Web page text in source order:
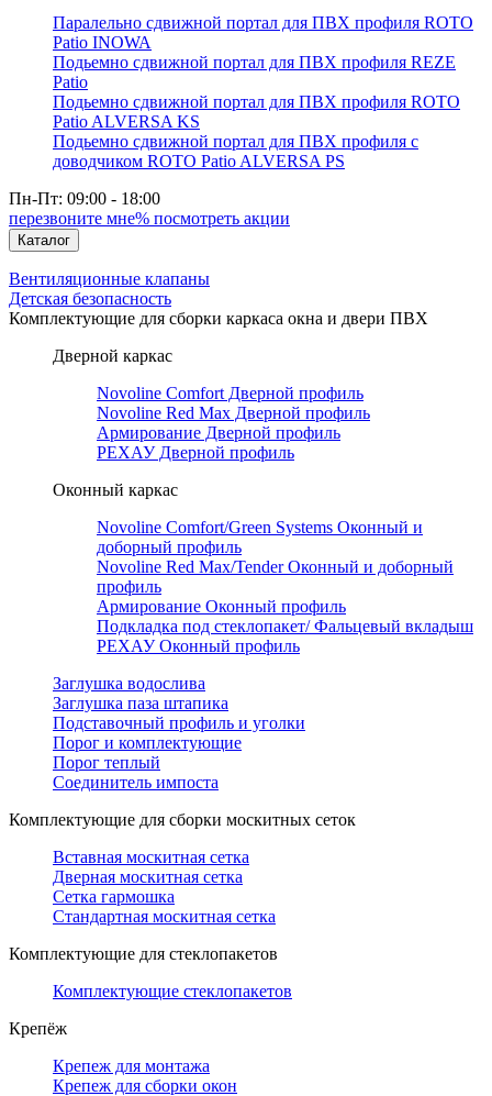
Паралельно сдвижной портал для ПВХ профиля ROTO
Patio INOWA
Подьемно сдвижной портал для ПВХ профиля REZE
Patio
Подьемно сдвижной портал для ПВХ профиля ROTO
Patio ALVERSA KS
Подьемно сдвижной портал для ПВХ профиля с
доводчиком ROTO Patio ALVERSA PS
Пн-Пт: 09:00 - 18:00
перезвоните мне% посмотреть акции
Каталог
Вентиляционные клапаны
Детская безопасность
Комплектующие для сборки каркаса окна и двери ПВХ
Дверной каркас
Novoline Comfort Дверной профиль
Novoline Red Мax Дверной профиль
Армирование Дверной профиль
РЕХАУ Дверной профиль
Оконный каркас
Novoline Comfort/Green Systems Оконный и
доборный профиль
Novoline Red Max/Tender Оконный и доборный
профиль
Армирование Оконный профиль
Подкладка под стеклопакет/ Фальцевый вкладыш
РЕХАУ Оконный профиль
Заглушка водослива
Заглушка паза штапика
Подставочный профиль и уголки
Порог и комплектующие
Порог теплый
Соединитель импоста
Комплектующие для сборки москитных сеток
Вставная москитная сетка
Дверная москитная сетка
Сетка гармошка
Стандартная москитная сетка
Комплектующие для стеклопакетов
Комплектующие стеклопакетов
Крепёж
Крепеж для монтажа
Крепеж для сборки окон